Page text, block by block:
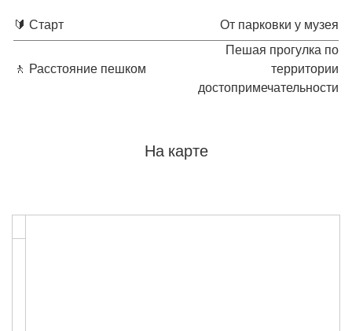
🔰 Старт От парковки у музея
🚶 Расстояние пешком
Пешая прогулка по
территории
достопримечательности
На карте